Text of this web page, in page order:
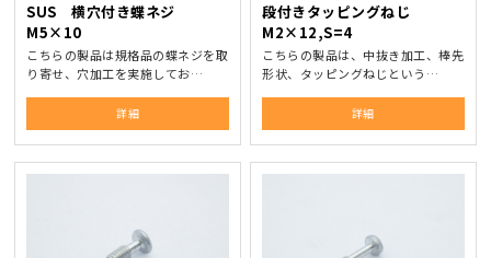
SUS 横穴付き蝶ネジ
M5×10
こちらの製品は規格品の蝶ネジを取
り寄せ、穴加工を実施してお…
詳細
段付きタッピングねじ
M2×12,S=4
こちらの製品は、中抜き加工、棒先
形状、タッピングねじという…
詳細